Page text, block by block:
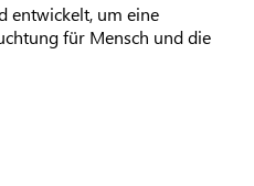
entwickelt, um eine
für Mensch und die